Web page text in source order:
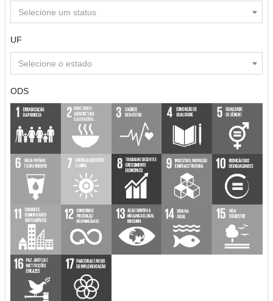
Selecione um status
UF
Selecione o estado
ODS